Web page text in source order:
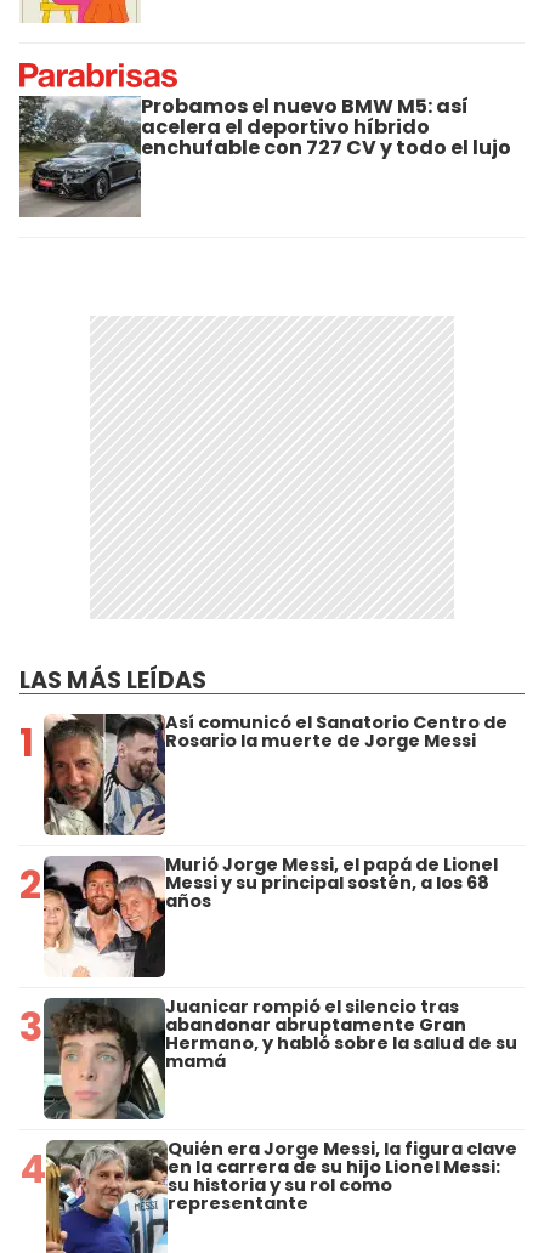
Probamos el nuevo BMW M5: así
acelera el deportivo híbrido
enchufable con 727 CV y todo el lujo
LAS MÁS LEÍDAS
1 Así comunicó el Sanatorio Centro de
Rosario la muerte de Jorge Messi
2 Murió Jorge Messi, el papá de Lionel
Messi y su principal sostén, a los 68
años
3 Juanicar rompió el silencio tras
abandonar abruptamente Gran
Hermano, y habló sobre la salud de su
mamá
4 Quién era Jorge Messi, la figura clave
en la carrera de su hijo Lionel Messi:
su historia y su rol como
representante